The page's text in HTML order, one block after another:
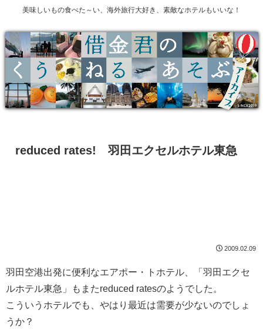
美味しいもの食べた～い、海外旅行大好き、素敵なホテルもいいな！
reduced rates! 羽田エクセルホテル東急
2009.02.09
羽田空港出発に便利なエアポー・トホテル、「羽田エクセ
ルホテル東急」もまたreduced ratesのようでした。
こういうホテルでも、やはり最近は需要が少ないのでしょ
うか？